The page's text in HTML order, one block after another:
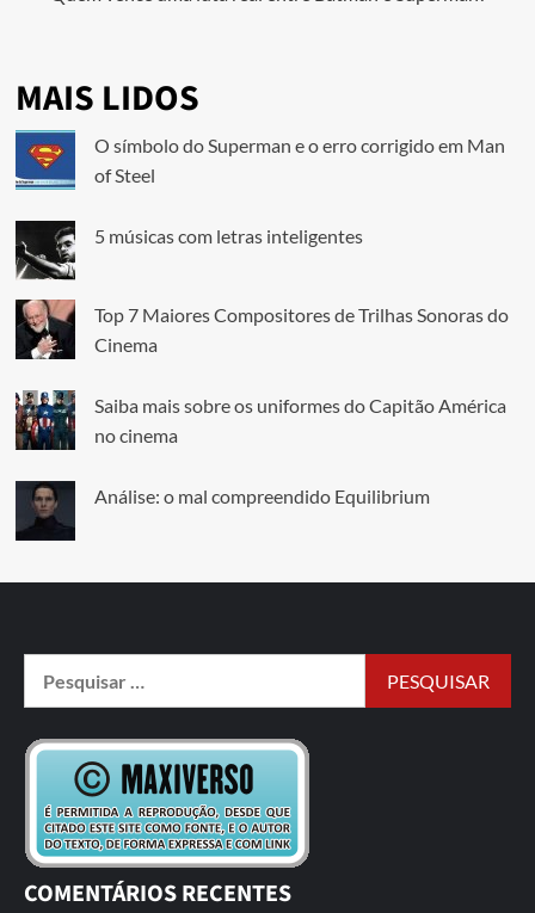
MAIS LIDOS
O símbolo do Superman e o erro corrigido em Man
of Steel
5 músicas com letras inteligentes
Top 7 Maiores Compositores de Trilhas Sonoras do
Cinema
Saiba mais sobre os uniformes do Capitão América
no cinema
Análise: o mal compreendido Equilibrium
COMENTÁRIOS RECENTES